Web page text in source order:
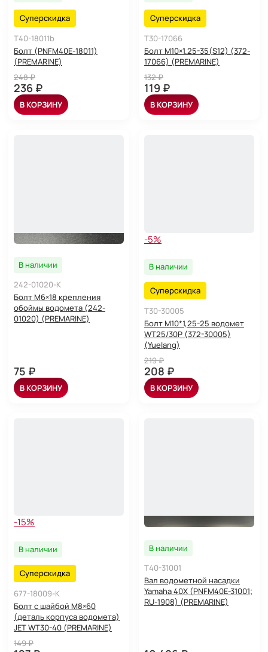
Суперскидка
T40-18011b
Болт (PNFM40E-18011)
(PREMARINE)
248 ₽
236 ₽
В КОРЗИНУ
Суперскидка
T30-17066
Болт M10×1.25-35(S12) (372-
17066) (PREMARINE)
132 ₽
119 ₽
В КОРЗИНУ
В наличии
242-01020-K
Болт M6×18 крепления
обоймы водомета (242-
01020) (PREMARINE)
75 ₽
В КОРЗИНУ
-5%
В наличии
Суперскидка
T30-30005
Болт М10*1,25-25 водомет
WT25/30P (372-30005)
(Yuelang)
219 ₽
208 ₽
В КОРЗИНУ
-15%
В наличии
Суперскидка
677-18009-K
Болт с шайбой M8×60
(деталь корпуса водомета)
JET WT30-40 (PREMARINE)
149 ₽
В наличии
T40-31001
Вал водометной насадки
Yamaha 40X (PNFM40E-31001;
RU-1908) (PREMARINE)